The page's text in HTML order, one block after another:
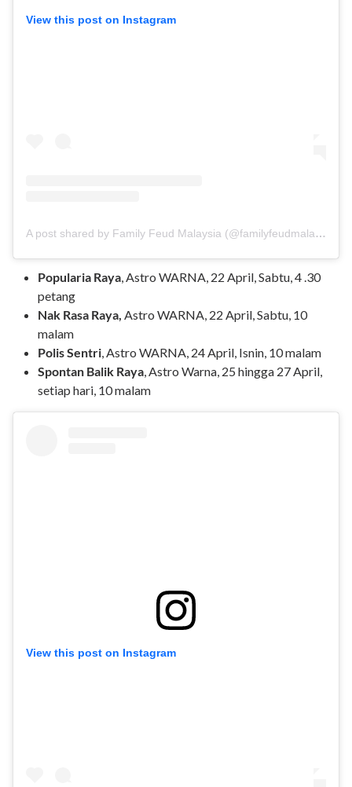
View this post on Instagram
A post shared by Family Feud Malaysia (@familyfeudmalaysia)
Popularia Raya, Astro WARNA, 22 April, Sabtu, 4 .30
petang
Nak Rasa Raya, Astro WARNA, 22 April, Sabtu, 10
malam
Polis Sentri, Astro WARNA, 24 April, Isnin, 10 malam
Spontan Balik Raya, Astro Warna, 25 hingga 27 April,
setiap hari, 10 malam
View this post on Instagram